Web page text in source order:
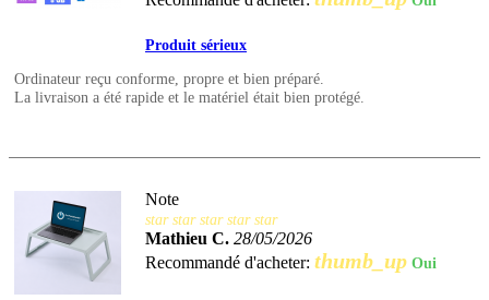
Produit sérieux
Ordinateur reçu conforme, propre et bien préparé.
La livraison a été rapide et le matériel était bien protégé.
Note
star star star star star
Mathieu C. 28/05/2026
Recommandé d'acheter: thumb_up Oui